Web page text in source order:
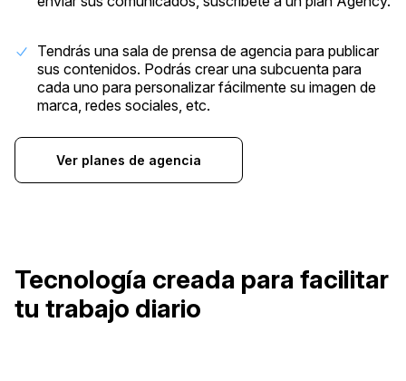
Tendrás una sala de prensa de agencia para publicar
sus contenidos. Podrás crear una subcuenta para
cada uno para personalizar fácilmente su imagen de
marca, redes sociales, etc.
Ver planes de agencia
Tecnología creada para facilitar
tu trabajo diario